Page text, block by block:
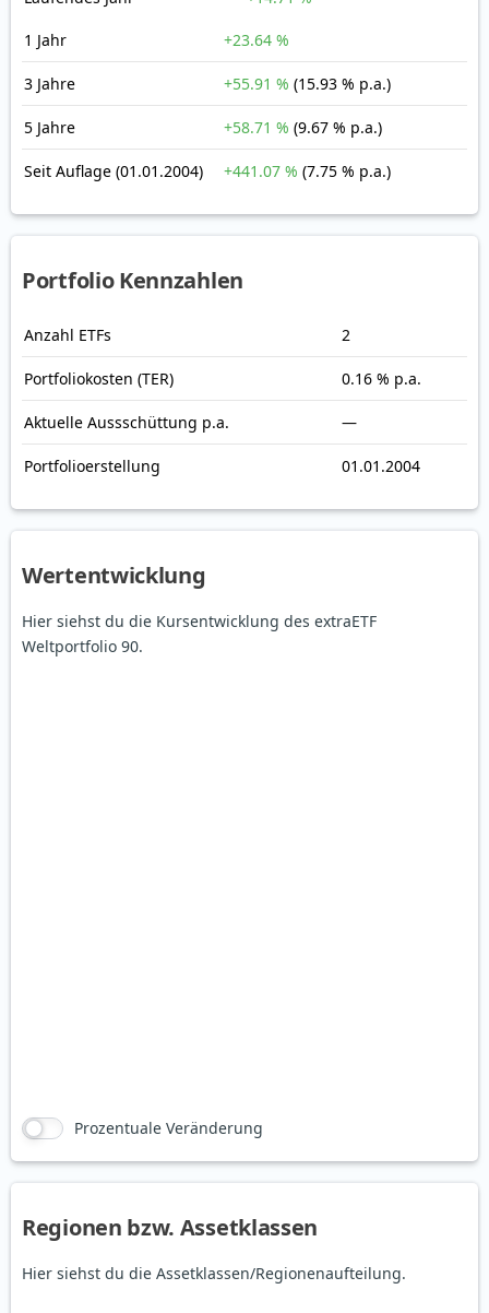
1 Jahr +23.64 %
3 Jahre +55.91 % (15.93 % p.a.)
5 Jahre +58.71 % (9.67 % p.a.)
Seit Auflage (01.01.2004) +441.07 % (7.75 % p.a.)
Portfolio Kennzahlen
Anzahl ETFs 2
Portfoliokosten (TER) 0.16 % p.a.
Aktuelle Auss­schüt­tung p.a. —
Portfolioerstellung 01.01.2004
Wertentwicklung
Hier siehst du die Kursentwicklung des extraETF
Weltportfolio 90.
Prozentuale Veränderung
Regionen bzw. Assetklassen
Hier siehst du die Assetklassen/Regionenaufteilung.